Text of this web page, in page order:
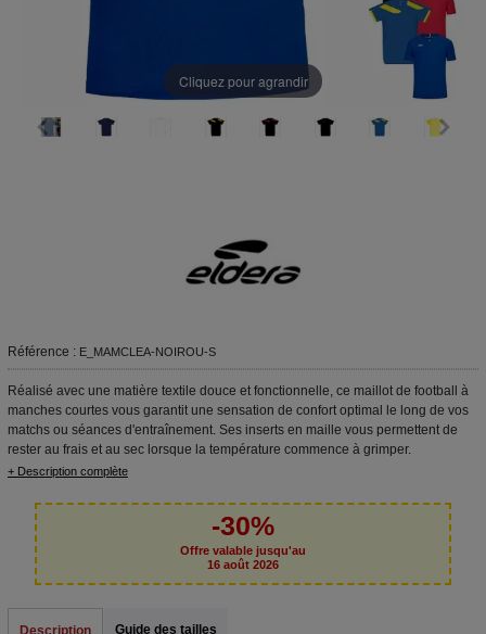
Cliquez pour agrandir
Référence : E_MAMCLEA-NOIROU-S
Réalisé avec une matière textile douce et fonctionnelle, ce maillot de football à
manches courtes vous garantit une sensation de confort optimal le long de vos
matchs ou séances d'entraînement. Ses inserts en maille vous permettent de
rester au frais et au sec lorsque la température commence à grimper.
+ Description complète
-30%
Offre valable jusqu'au
16 août 2026
Description Guide des tailles